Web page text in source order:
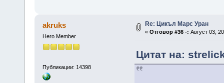
akruks
Hero Member
Публикации: 14398
Re: Цикъл Марс Уран
« Отговор #36 -: Август 03,
Цитат на: